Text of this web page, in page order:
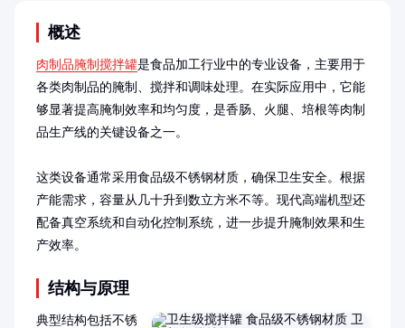
概述
肉制品腌制搅拌罐是食品加工行业中的专业设备，主要用于
各类肉制品的腌制、搅拌和调味处理。在实际应用中，它能
够显著提高腌制效率和均匀度，是香肠、火腿、培根等肉制
品生产线的关键设备之一。
这类设备通常采用食品级不锈钢材质，确保卫生安全。根据
产能需求，容量从几十升到数立方米不等。现代高端机型还
配备真空系统和自动化控制系统，进一步提升腌制效果和生
产效率。
结构与原理
典型结构包括不锈